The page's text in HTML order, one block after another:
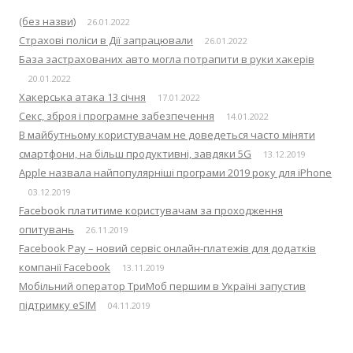
(без назви) 26.01.2022
Страхові поліси в Дії запрацювали 26.01.2022
База застрахованих авто могла потрапити в руки хакерів
20.01.2022
Хакерська атака 13 січня 17.01.2022
Секс, зброя і програмне забезпечення 14.01.2022
В майбутньому користувачам не доведеться часто міняти
смартфони, на більш продуктивні, завдяки 5G
13.12.2019
Apple назвала найпопулярніші програми 2019 року для iPhone
03.12.2019
Facebook платитиме користувачам за проходження
опитувань
26.11.2019
Facebook Pay – новий сервіс онлайн-платежів для додатків
компанії Facebook
13.11.2019
Мобільний оператор ТриМоб першим в Україні запустив
підтримку eSIM
04.11.2019